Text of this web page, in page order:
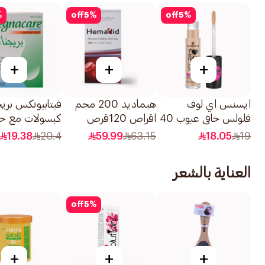
5%
off
+
ايسنس اي لوف
فلولس خافي عيوب 40
4مل
19
18.05
5%
off
+
هيماديد 200 مجم
اقراص 120قرص
63.15
59.99
+
فيتابيوتكس
كبسولات
الفوليك 30كبسولة
20.4
19.38
العناية بالشعر
+
5%
off
+
+